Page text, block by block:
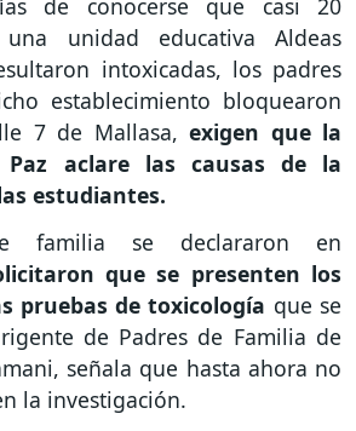
de conocerse que casi 20
unidad educativa Aldeas
intoxicadas, los padres
establecimiento bloquearon
7 de Mallasa,exigen que la
aclare las causas de la
estudiantes.
familia se declararon en
que se presenten los
pruebas de toxicología que se
de Padres de Familia de
señala que hasta ahora no
la investigación.